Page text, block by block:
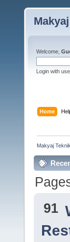
Welcome,
Login with
Home
Makyaj
91